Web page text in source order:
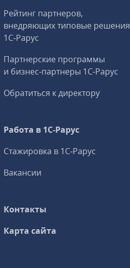
Рейтинг партнеров,
внедряющих типовые решения
1С‑Рарус
Партнерские программы
и бизнес‑партнеры 1С‑Рарус
Обратиться к директору
Работа в 1С‑Рарус
Стажировка в 1С‑Рарус
Вакансии
Контакты
Карта сайта